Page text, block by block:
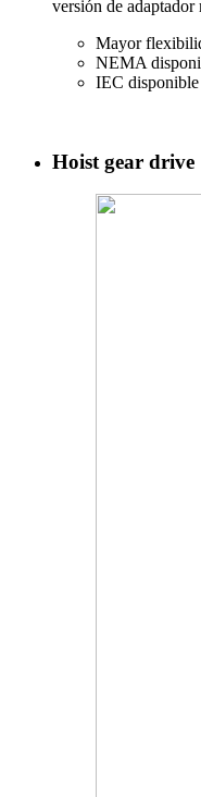
versión de adaptador
Mayor
NEMA
IEC
Hoist gear drive